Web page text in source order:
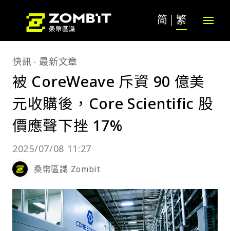
简 繁
快訊 最新文章
被 CoreWeave 斥資 90 億美
元收購後，Core Scientific 股
價應聲下挫 17%
2025/07/08 11:27
桑幣區識 Zombit